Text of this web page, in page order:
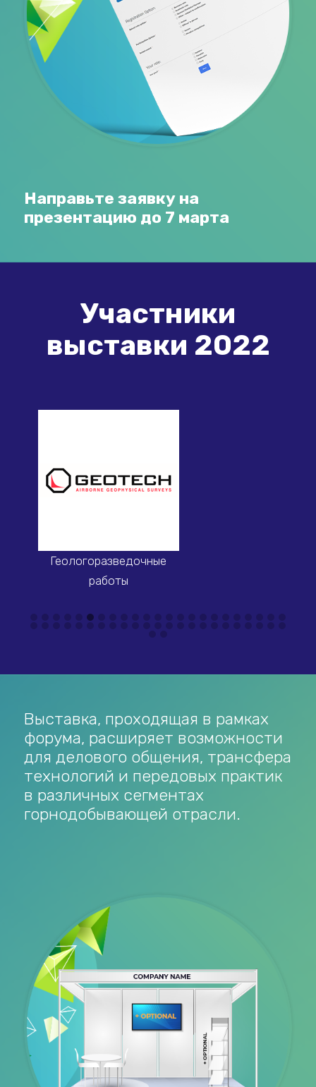
Направьте заявку на
презентацию до 7 марта
Участники
выставки 2022
Консалтинг
Выставка, проходящая в рамках
форума, расширяет возможности
для делового общения, трансфера
технологий и передовых практик
в различных сегментах
горнодобывающей отрасли.